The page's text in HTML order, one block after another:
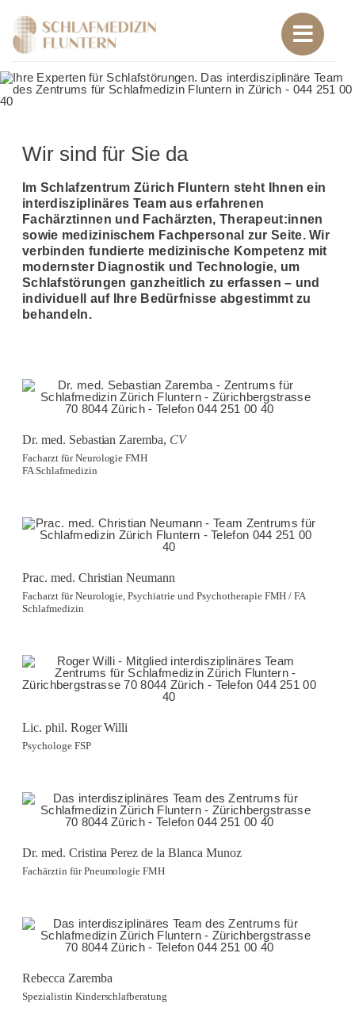
Inhalt
springen
Wir sind für Sie da
Im Schlafzentrum Zürich Fluntern steht Ihnen ein
interdisziplinäres Team aus erfahrenen
Fachärztinnen und Fach­ärzten, Therapeut:innen
sowie medizinischem Fach­personal zur Seite. Wir
verbinden fundierte medizinische Kompetenz mit
modernster Diagnostik und Technologie, um
Schlaf­störungen ganz­heitlich zu erfassen – und
individuell auf Ihre Be­dürfnisse ab­gestimmt zu
behandeln.
Dr. med. Sebastian Zaremba, CV
Facharzt für Neurologie FMH
FA Schlafmedizin
Prac. med. Christian Neumann
Facharzt für Neurologie, Psychiatrie und Psychotherapie FMH / FA
Schlafmedizin
Lic. phil. Roger Willi
Psychologe FSP
Dr. med. Cris­ti­na Pe­rez de la Blan­ca Mu­noz
Fachärztin für Pneumologie FMH
Rebecca Zaremba
Spezialistin Kinderschlafberatung